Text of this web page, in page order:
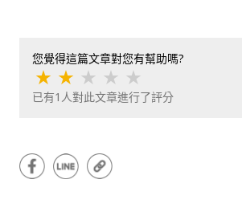
您覺得這篇文章對您有幫助嗎?
★ ★ ★ ★ ★
已有1 人對此文章進行了評分